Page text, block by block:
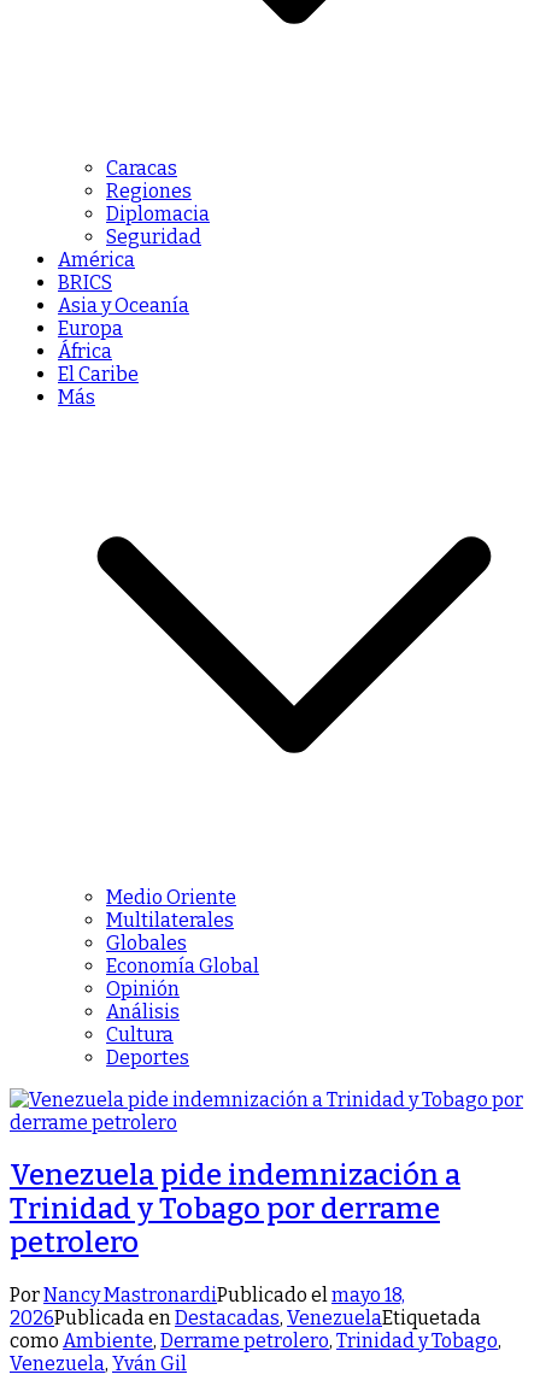
Caracas
Regiones
Diplomacia
Seguridad
América
BRICS
Asia y Oceanía
Europa
África
El Caribe
Más
Medio Oriente
Multilaterales
Globales
Economía Global
Opinión
Análisis
Cultura
Deportes
Venezuela pide indemnización a
Trinidad y Tobago por derrame
petrolero
PorNancy MastronardiPublicado elmayo 18,
2026Publicada enDestacadas, VenezuelaEtiquetada
como Ambiente, Derrame petrolero, Trinidad y Tobago,
Venezuela, Yván Gil